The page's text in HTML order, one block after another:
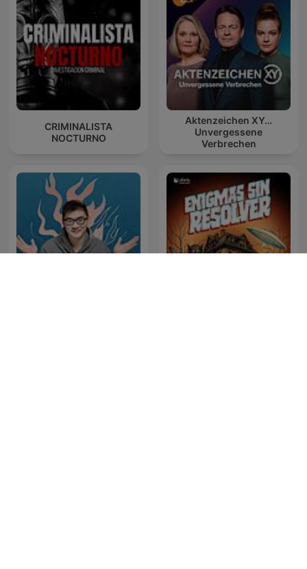
CRIMINALISTA
NOCTURNO
Aktenzeichen XY…
Unvergessene
Verbrechen